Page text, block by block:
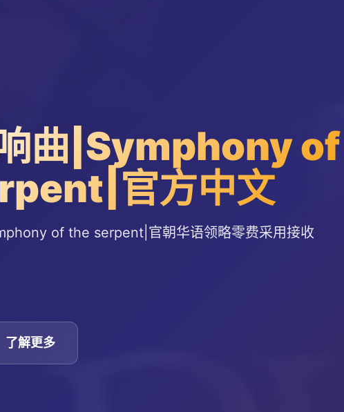
曲|Symphony of
官方中文
of the serpent|官朝华语领略零费采用接收
了解更多